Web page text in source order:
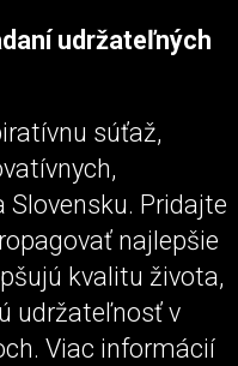
udržateľných
súťaž,
Pridajte
najlepšie
kvalitu života,
udržateľnosť v
Viac informácií